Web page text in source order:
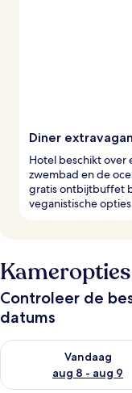
Diner
Hotel beschikt over
zwembad en de
gratis ontbijtbuffet
veganistische
Kameropties
Controleer de
datums
Vandaag
aug 8 - aug 9
De beschikbaarheid